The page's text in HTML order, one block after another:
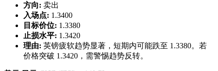
方向: 卖出
入场点: 1.3400
目标价位: 1.3380
止损水平: 1.3420
理由: 英镑疲软趋势显著，短期内可能跌至 1.3380。若
价格突破 1.3420，需警惕趋势反转。